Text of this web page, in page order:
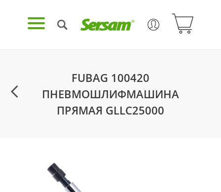
FUBAG 100420
ПНЕВМОШЛИФМАШИНА
ПРЯМАЯ GLLC25000